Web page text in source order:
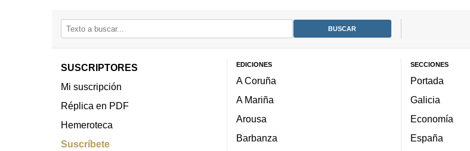
SUSCRIPTORES
Mi suscripción
Réplica en PDF
Hemeroteca
Suscríbete
EDICIONES
A Coruña
A Mariña
Arousa
Barbanza
SECCIONES
Portada
Galicia
Economía
España